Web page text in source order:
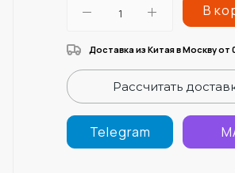
В
Доставка из Китая в Москву от
Рассчитать
Telegram